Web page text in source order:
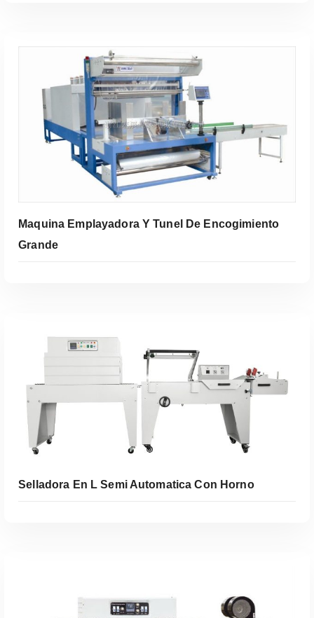
Leer Más
Maquina Emplayadora Y Tunel De Encogimiento
Grande
Selladora En L Semi Automatica Con Horno